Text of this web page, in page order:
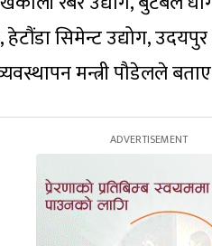
सिमेन्ट उद्योग,
मन्त्री पौडेलले